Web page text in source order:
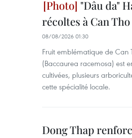
"Dâu da"
récoltes à Can Tho
08/08/2026 01:30
Fruit emblématique de
(Baccaurea racemosa) est
cultivées, plusieurs
cette spécialité locale.
Dong Thap